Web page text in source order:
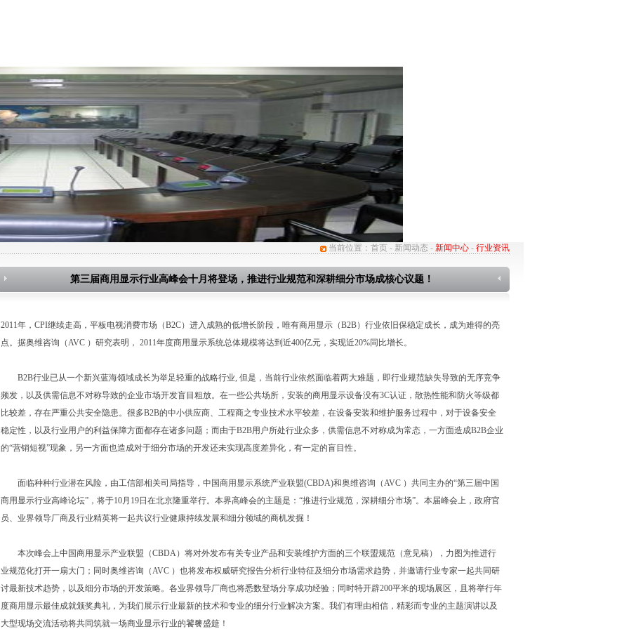
当前位置： 首页- 新闻动态 - 新闻中心- 行业资讯
第三届商用显示行业高峰会十月将登场，推进行业规范和深耕细分市场成核心议题！
2011年，CPI继续走高，平板电视消费市场（B2C）进入成熟的低增长阶段，唯有商用显示（B2B）行业依旧保稳定成长，成为难得的亮
点。据奥维咨询（AVC ）研究表明， 2011年度商用显示系统总体规模将达到近400亿元，实现近20%同比增长。
B2B行业已从一个新兴蓝海领域成长为举足轻重的战略行业, 但是，当前行业依然面临着两大难题，即行业规范缺失导致的无序竞争
频发，以及供需信息不对称导致的企业市场开发盲目粗放。在一些公共场所，安装的商用显示设备没有3C认证，散热性能和防火等级都
比较差，存在严重公共安全隐患。很多B2B的中小供应商、工程商之专业技术水平较差，在设备安装和维护服务过程中，对于设备安全
稳定性，以及行业用户的利益保障方面都存在诸多问题；而由于B2B用户所处行业众多，供需信息不对称成为常态，一方面造成B2B企业
的“营销短视”现象，另一方面也造成对于细分市场的开发还未实现高度差异化，有一定的盲目性。
面临种种行业潜在风险，由工信部相关司局指导，中国商用显示系统产业联盟(CBDA)和奥维咨询（AVC ）共同主办的“第三届中国
商用显示行业高峰论坛”，将于10月19日在北京隆重举行。本界高峰会的主题是：“推进行业规范，深耕细分市场”。本届峰会上，政府官
员、业界领导厂商及行业精英将一起共议行业健康持续发展和细分领域的商机发掘！
本次峰会上中国商用显示产业联盟（CBDA）将对外发布有关专业产品和安装维护方面的三个联盟规范（意见稿），力图为推进行
业规范化打开一扇大门；同时奥维咨询（AVC ）也将发布权威研究报告分析行业特征及细分市场需求趋势，并邀请行业专家一起共同研
讨最新技术趋势，以及细分市场的开发策略。各业界领导厂商也将悉数登场分享成功经验；同时特开辟200平米的现场展区，且将举行年
度商用显示最佳成就颁奖典礼，为我们展示行业最新的技术和专业的细分行业解决方案。我们有理由相信，精彩而专业的主题演讲以及
大型现场交流活动将共同筑就一场商业显示行业的饕餮盛筵！